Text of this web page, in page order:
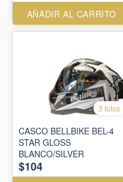
AÑADIR AL CARRITO
3 fotos
CASCO BELLBIKE BEL-4
STAR GLOSS
BLANCO/SILVER
$104